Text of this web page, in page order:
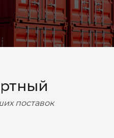
ВПЕРЕД
поставок